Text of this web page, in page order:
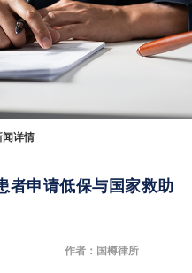
闻详情
者申请低保与国家救助
作者：国樽律所